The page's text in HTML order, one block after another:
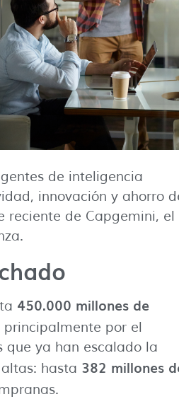
de inteligencia
innovación y ahorro
reciente de Capgemini, el
450.000 millones de
principalmente por el
que ya han escalado la
hasta 382 millones